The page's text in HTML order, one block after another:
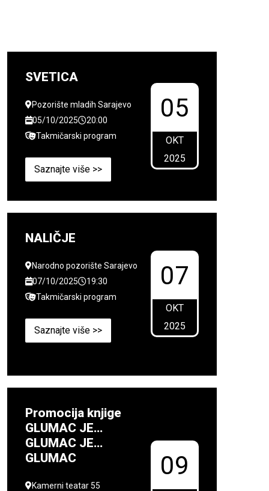
SVETICA
Pozorište mladih Sarajevo
05/10/2025
20:00
Takmičarski program
Saznajte više >>
05
OKT
2025
NALIČJE
Narodno pozorište Sarajevo
07/10/2025
19:30
Takmičarski program
Saznajte više >>
07
OKT
2025
Promocija knjige
GLUMAC JE…
GLUMAC JE…
GLUMAC
Kamerni teatar 55
09